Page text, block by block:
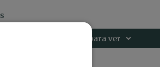
Suscríbete para ver